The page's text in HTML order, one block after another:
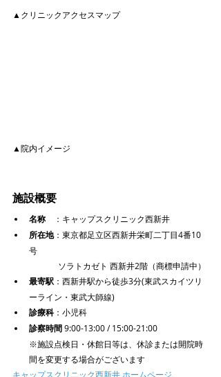
▲クリニックアクセスマップ
▲院内イメージ
施設概要
名称 ：キャップスクリニック西新井
所在地：東京都足立区西新井栄町二丁目4番10
号
ソラトカゼト 西新井2階（商標申請中）
最寄駅 ：西新井駅から徒歩3分(東武スカイツリ
ーライン・東武大師線)
診療科：小児科
診察時間 9:00-13:00 / 15:00-21:00
※施設点検日・休館日等は、休診または開院時
間を変更する場合がございます
キャップスクリニック西新井 ホームページ